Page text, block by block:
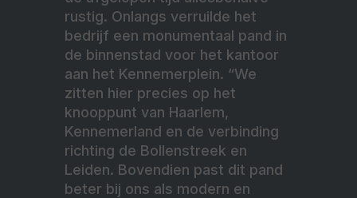
rustig. Onlangs verruilde het
bedrijf een monumentaal pand in
de binnenstad voor het kantoor
aan het Kennemerplein. “We
zitten hier precies op het
knooppunt van Haarlem,
Kennemerland en de verbinding
richting de Bollenstreek en
Leiden. Bovendien past dit pand
beter bij ons als modern en